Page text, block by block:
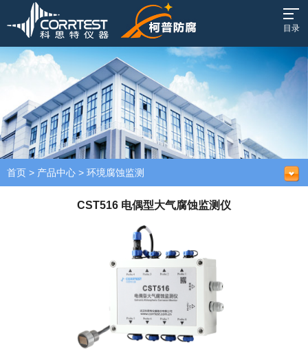
目录
首页 > 产品中心 > 环境腐蚀监测
CST516 电偶型大气腐蚀监测仪